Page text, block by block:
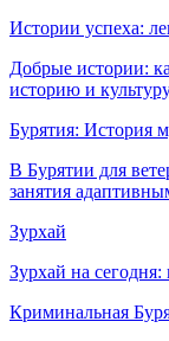
Истории успеха:
Добрые истории:
историю и
Бурятия: История
В Бурятии для
занятия
Зурхай
Зурхай на
Криминальная